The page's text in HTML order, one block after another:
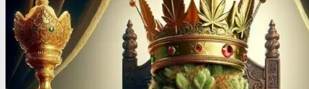
LSD
LSD renhedstest
Benzodiazepiner